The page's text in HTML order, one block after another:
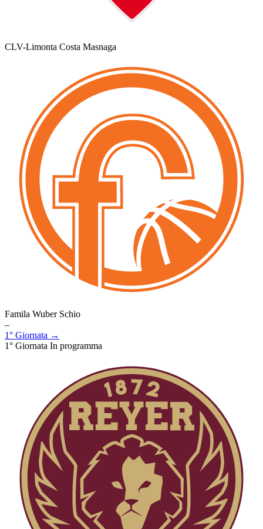
CLV-Limonta Costa Masnaga
Famila Wuber Schio
–
1° Giornata →
1° Giornata In programma